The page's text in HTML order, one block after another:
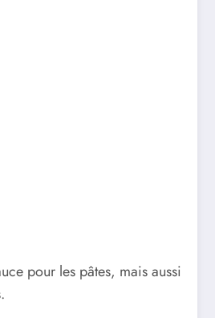
pour les pâtes, mais aussi